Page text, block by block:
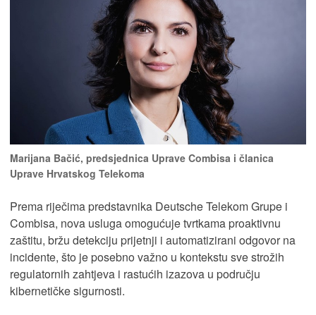
Marijana Bačić, predsjednica Uprave Combisa i članica
Uprave Hrvatskog Telekoma
Prema riječima predstavnika Deutsche Telekom Grupe i
Combisa, nova usluga omogućuje tvrtkama proaktivnu
zaštitu, bržu detekciju prijetnji i automatizirani odgovor na
incidente, što je posebno važno u kontekstu sve strožih
regulatornih zahtjeva i rastućih izazova u području
kibernetičke sigurnosti.